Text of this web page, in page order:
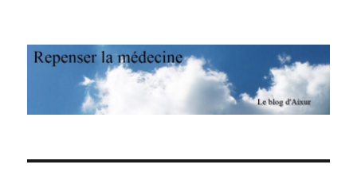
Repenser la médecine